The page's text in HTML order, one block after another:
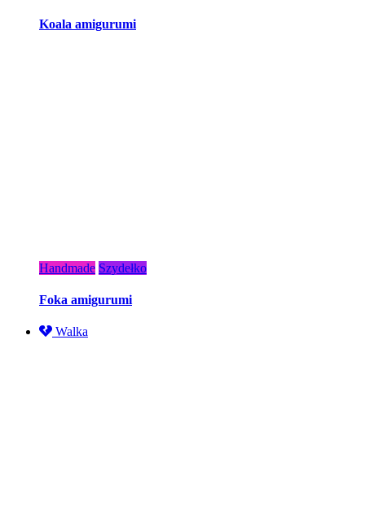
Koala amigurumi
Handmade Szydełko
Foka amigurumi
Walka